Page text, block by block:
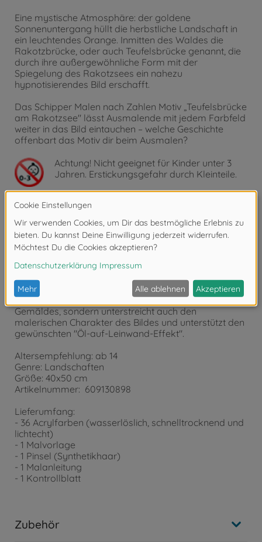
Eine mystische Atmosphäre: der goldene
Sonnenuntergang hüllt die herbstliche Landschaft in
ein leuchtendes Orange. Inmitten des Waldes die
Rakotzbrücke, oder auch Teufelsbrücke genannt, die
durch ihre außergewöhnliche Form mit der
Spiegelung des Rakotzsees ein nahezu
hypnotisierendes Bild erschafft.
Das Schipper Malen nach Zahlen Motiv „Teufelsbrücke
am Rakotzsee" lässt Ausmalende mit jedem Farbfeld
weiter in das Bild eintauchen – welche Geschichte
offenbart das Motiv dir beim Ausmalen?
Achtung! Nicht geeignet für Kinder unter 3
Jahren. Erstickungsgefahr durch Kleinteile.
Besonderheiten:
Fühl- und sichtbare Leinenstruktur. Sie bewirkt nicht
nur eine wesentlich verbesserte Optik des fertigen
Gemäldes, sondern unterstreicht auch den
malerischen Charakter des Bildes und unterstützt den
gewünschten "Öl-auf-Leinwand-Effekt".
Altersempfehlung: ab 14
Genre: Landschaften
Größe: 40x50 cm
Artikelnummer: 609130898
Lieferumfang:
- 36 Acrylfarben (wasserlöslich, schnelltrocknend und
lichtecht)
- 1 Malvorlage
- 1 Pinsel (Synthetikhaar)
- 1 Malanleitung
- 1 Kontrollblatt
Zubehör